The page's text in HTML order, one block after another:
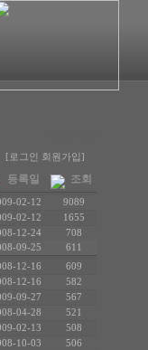
[로그인 회원가입]
등록일 조회
02-12
9089
02-12
1655
12-24 708
09-25
611
12-16
609
12-16
582
09-27 567
04-28
521
02-13
508
10-03
506